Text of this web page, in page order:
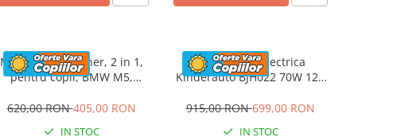
Masinuta cu maner, 2 in 1,
pentru copii, BMW M5,
620,00 RON405,00 RON
IN STOC
Motocicleta electrica
Kinderauto BJH022 70W 12V
culoare Rosie
915,00 RON699,00 RON
IN STOC